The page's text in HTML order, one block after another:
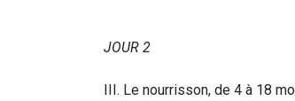
JOUR 2
III. Le nourrisson, de 4 à 18